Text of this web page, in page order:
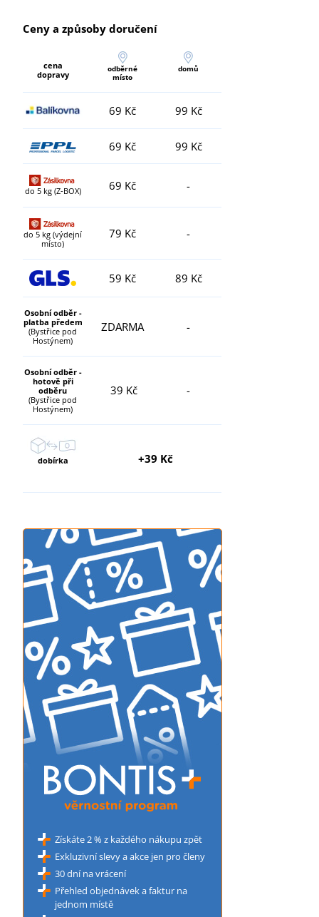
Ceny a způsoby doručení
cena
dopravy
odběrné
místo
domů
69 Kč 99 Kč
69 Kč 99 Kč
do 5 kg (Z-BOX) 69 Kč -
do 5 kg (výdejní
místo)
79 Kč -
59 Kč 89 Kč
Osobní odběr -
platba předem
(Bystřice pod
Hostýnem)
ZDARMA -
Osobní odběr -
hotově při
odběru
(Bystřice pod
Hostýnem)
39 Kč -
dobírka +39 Kč
Získáte 2 % z každého nákupu zpět
Exkluzivní slevy a akce jen pro členy
30 dní na vrácení
Přehled objednávek a faktur na
jednom místě